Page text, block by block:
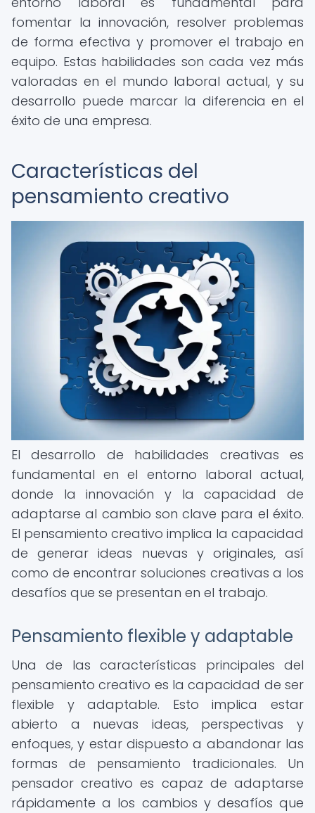
fomentar la innovación, resolver problemas
de forma efectiva y promover el trabajo en
equipo. Estas habilidades son cada vez más
valoradas en el mundo laboral actual, y su
desarrollo puede marcar la diferencia en el
éxito de una empresa.
Características del
pensamiento creativo
El desarrollo de habilidades creativas es
fundamental en el entorno laboral actual,
donde la innovación y la capacidad de
adaptarse al cambio son clave para el éxito.
El pensamiento creativo implica la capacidad
de generar ideas nuevas y originales, así
como de encontrar soluciones creativas a los
desafíos que se presentan en el trabajo.
Pensamiento flexible y adaptable
Una de las características principales del
pensamiento creativo es la capacidad de ser
flexible y adaptable. Esto implica estar
abierto a nuevas ideas, perspectivas y
enfoques, y estar dispuesto a abandonar las
formas de pensamiento tradicionales. Un
pensador creativo es capaz de adaptarse
rápidamente a los cambios y desafíos que